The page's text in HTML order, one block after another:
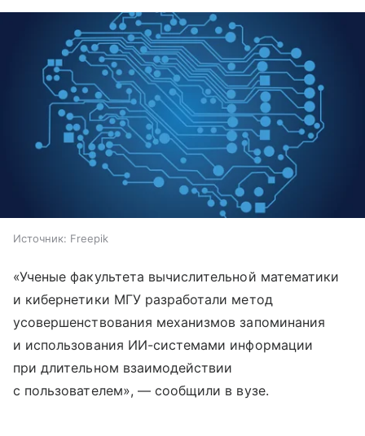
Источник: Freepik
«Ученые факультета вычислительной математики
и кибернетики МГУ разработали метод
усовершенствования механизмов запоминания
и использования ИИ-системами информации
при длительном взаимодействии
с пользователем», — сообщили в вузе.